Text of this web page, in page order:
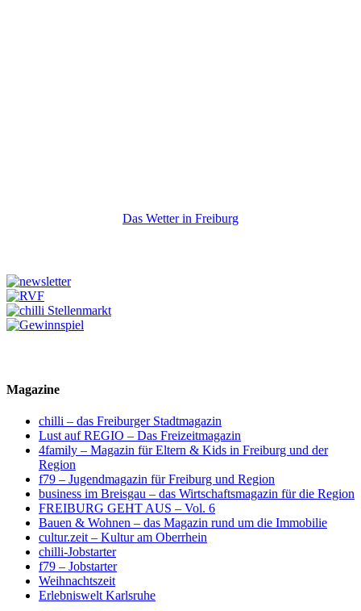
Das Wetter in Freiburg
Magazine
chilli – das Freiburger Stadtmagazin
Lust auf REGIO – Das Freizeitmagazin
4family – Magazin für Eltern & Kids in Freiburg und der
Region
f79 – Jugendmagazin für Freiburg und Region
business im Breisgau – das Wirtschaftsmagazin für die Region
FREIBURG GEHT AUS – Vol. 6
Bauen & Wohnen – das Magazin rund um die Immobilie
cultur.zeit – Kultur am Oberrhein
chilli-Jobstarter
f79 – Jobstarter
Weihnachtszeit
Erlebniswelt Karlsruhe